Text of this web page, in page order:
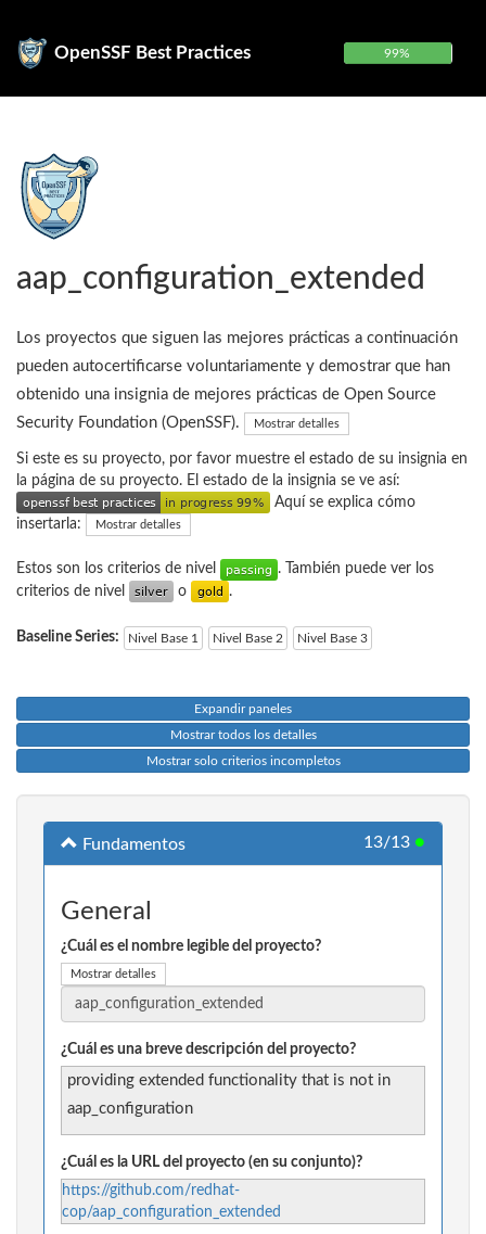
OpenSSF Best Practices 99%
aap_configuration_extended
Los proyectos que siguen las mejores prácticas a continuación
pueden autocertificarse voluntariamente y demostrar que han
obtenido una insignia de mejores prácticas de Open Source
Security Foundation (OpenSSF).
Mostrar detalles
Si este es su proyecto, por favor muestre el estado de su insignia en
la página de su proyecto. El estado de la insignia se ve así:
Aquí se explica cómo
insertarla:
Mostrar detalles
Estos son los criterios de nivel
. También puede ver los
criterios de nivel
o .
Baseline Series: Nivel Base 1 Nivel Base 2 Nivel Base 3
Expandir paneles
Mostrar todos los detalles
Mostrar solo criterios incompletos
Fundamentos 13/13 ●
General
¿Cuál es el nombre legible del proyecto?
Mostrar detalles
¿Cuál es una breve descripción del proyecto?
providing extended functionality that is not in
aap_configuration
¿Cuál es la URL del proyecto (en su conjunto)?
https://github.com/redhat-
cop/aap_configuration_extended